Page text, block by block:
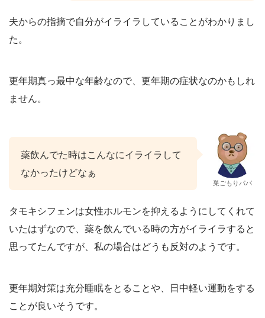
夫からの指摘で自分がイライラしていることがわかりまし
た。
更年期真っ最中な年齢なので、更年期の症状なのかもしれ
ません。
薬飲んでた時はこんなにイライラして
なかったけどなぁ
巣ごもりパパ
タモキシフェンは女性ホルモンを抑えるようにしてくれて
いたはずなので、薬を飲んでいる時の方がイライラすると
思ってたんですが、私の場合はどうも反対のようです。
更年期対策は充分睡眠をとることや、日中軽い運動をする
ことが良いそうです。